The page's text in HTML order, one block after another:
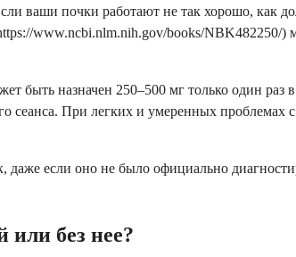
ваши почки работают не так хорошо, как
www.ncbi.nlm.nih.gov/books/NBK482250/)
быть назначен 250–500 мг только один
сеанса. При легких и умеренных проблемах
если оно не было официально
без нее?